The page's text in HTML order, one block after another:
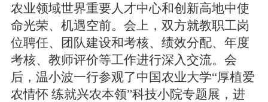
农业领域世界重要人才中心和创新高地中使
命光荣、机遇空前。会上，双方就教职工岗
位聘任、团队建设和考核、绩效分配、年度
考核、教师评价等工作进行深入交流。会
后，温小波一行参观了中国农业大学“厚植爱
农情怀 练就兴农本领”科技小院专题展，进